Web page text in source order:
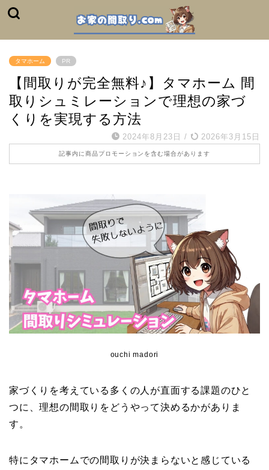
タマホーム PR
【間取りが完全無料♪】タマホーム 間
取りシュミレーションで理想の家づ
くりを実現する方法
2024年8月23日 / 2026年3月15日
記事内に商品プロモーションを含む場合があります
ouchi madori
家づくりを考えている多くの人が直面する課題のひと
つに、理想の間取りをどうやって決めるかがありま
す。
特にタマホームでの間取りが決まらないと感じている